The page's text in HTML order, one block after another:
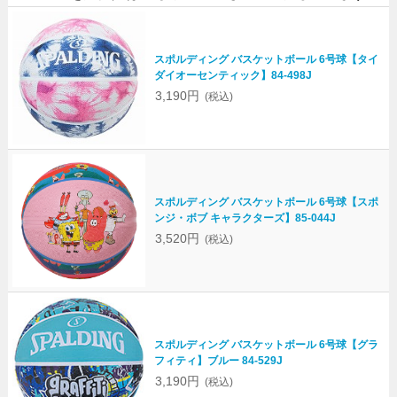
スポルディング バスケットボール 6号球【タイ
ダイオーセンティック】84-498J
3,190円 (税込)
スポルディング バスケットボール 6号球【スポ
ンジ・ボブ キャラクターズ】85-044J
3,520円 (税込)
スポルディング バスケットボール 6号球【グラ
フィティ】ブルー 84-529J
3,190円 (税込)